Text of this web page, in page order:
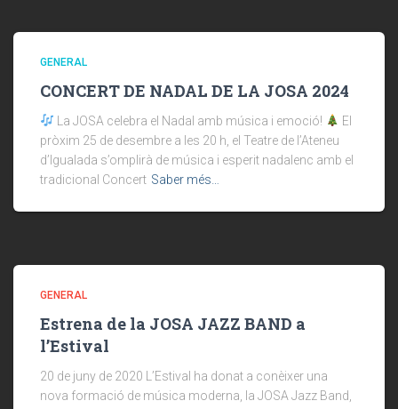
GENERAL
CONCERT DE NADAL DE LA JOSA 2024
La JOSA celebra el Nadal amb música i emoció!
El
pròxim 25 de desembre a les 20 h, el Teatre de l’Ateneu
d’Igualada s’omplirà de música i esperit nadalenc amb el
tradicional Concert Saber més…
GENERAL
Estrena de la JOSA JAZZ BAND a
l’Estival
20 de juny de 2020 L’Estival ha donat a conèixer una
nova formació de música moderna, la JOSA Jazz Band,